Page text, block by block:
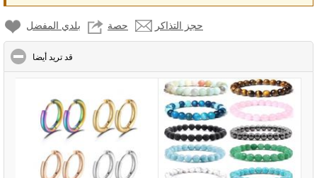
بلدي المفضل حصة حجز التذاكر
قد تريد أيضا